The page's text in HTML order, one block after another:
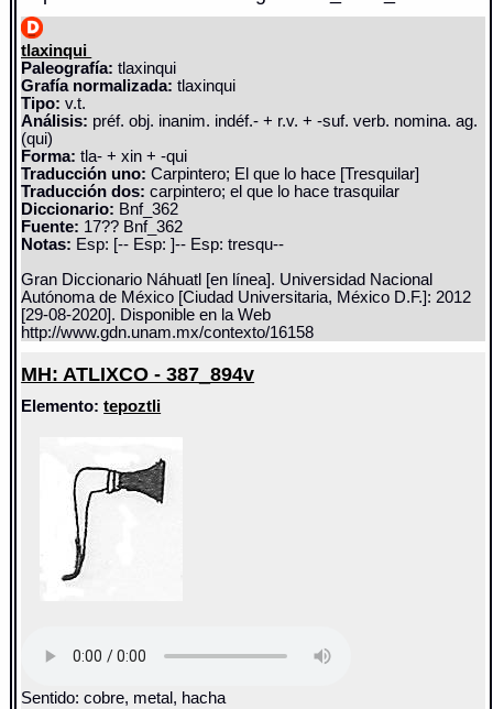
tlaxinqui
Paleografía: tlaxinqui
Grafía normalizada: tlaxinqui
Tipo: v.t.
Análisis: préf. obj. inanim. indéf.- + r.v. + -suf. verb. nomina. ag.
(qui)
Forma: tla- + xin + -qui
Traducción uno: Carpintero; El que lo hace [Tresquilar]
Traducción dos: carpintero; el que lo hace trasquilar
Diccionario: Bnf_362
Fuente: 17?? Bnf_362
Notas: Esp: [-- Esp: ]-- Esp: tresqu--
Gran Diccionario Náhuatl [en línea]. Universidad Nacional
Autónoma de México [Ciudad Universitaria, México D.F.]: 2012
[29-08-2020]. Disponible en la Web
http://www.gdn.unam.mx/contexto/16158
MH: ATLIXCO - 387_894v
Elemento:tepoztli
Sentido: cobre, metal, hacha